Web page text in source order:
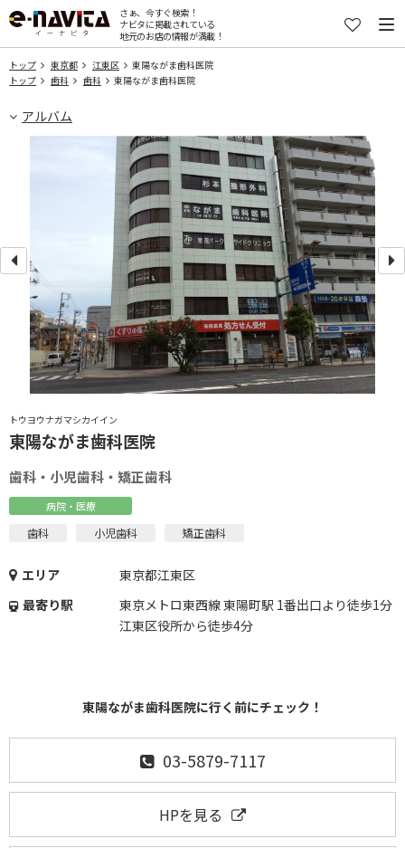
さぁ、今すぐ検索！
ナビタに掲載されている
地元のお店の情報が満載！
トップ 東京都 江東区
東陽ながま歯科医院
トップ
歯科 歯科 東陽ながま歯科医院
アルバム
トウヨウナガマシカイイン
東陽ながま歯科医院
歯科・小児歯科・矯正歯科
病院・医療
歯科 小児歯科 矯正歯科
エリア
東京都江東区
最寄り駅
東京メトロ東西線 東陽町駅 1番出口より徒歩1分
江東区役所から徒歩4分
東陽ながま歯科医院に行く前にチェック！
03-5879-7117
HPを見る